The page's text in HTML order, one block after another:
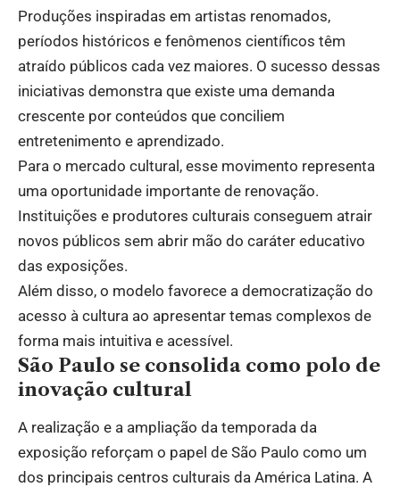
Produções inspiradas em artistas renomados,
períodos históricos e fenômenos científicos têm
atraído públicos cada vez maiores. O sucesso dessas
iniciativas demonstra que existe uma demanda
crescente por conteúdos que conciliem
entretenimento e aprendizado.
Para o mercado cultural, esse movimento representa
uma oportunidade importante de renovação.
Instituições e produtores culturais conseguem atrair
novos públicos sem abrir mão do caráter educativo
das exposições.
Além disso, o modelo favorece a democratização do
acesso à cultura ao apresentar temas complexos de
forma mais intuitiva e acessível.
São Paulo se consolida como polo de
inovação cultural
A realização e a ampliação da temporada da
exposição reforçam o papel de São Paulo como um
dos principais centros culturais da América Latina. A